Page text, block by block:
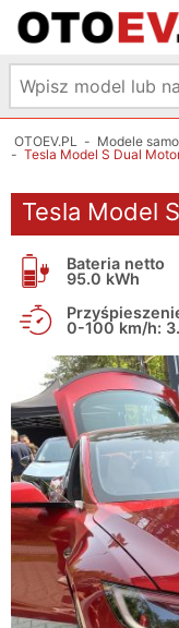
OTOEV.PL - Modele
- Tesla Model S Dual
Tesla Model
Bateria netto
95.0 kWh
0-100 km/h: